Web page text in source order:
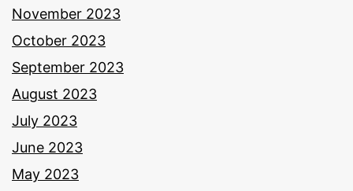
November 2023
October 2023
September 2023
August 2023
July 2023
June 2023
May 2023